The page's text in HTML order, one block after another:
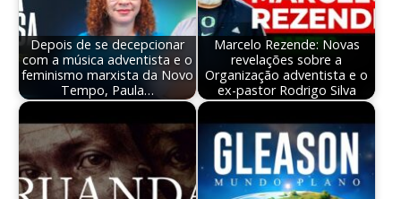
Depois de se decepcionar
com a música adventista e o
feminismo marxista da Novo
Tempo, Paula…
Marcelo Rezende: Novas
revelações sobre a
Organização adventista e o
ex-pastor Rodrigo Silva